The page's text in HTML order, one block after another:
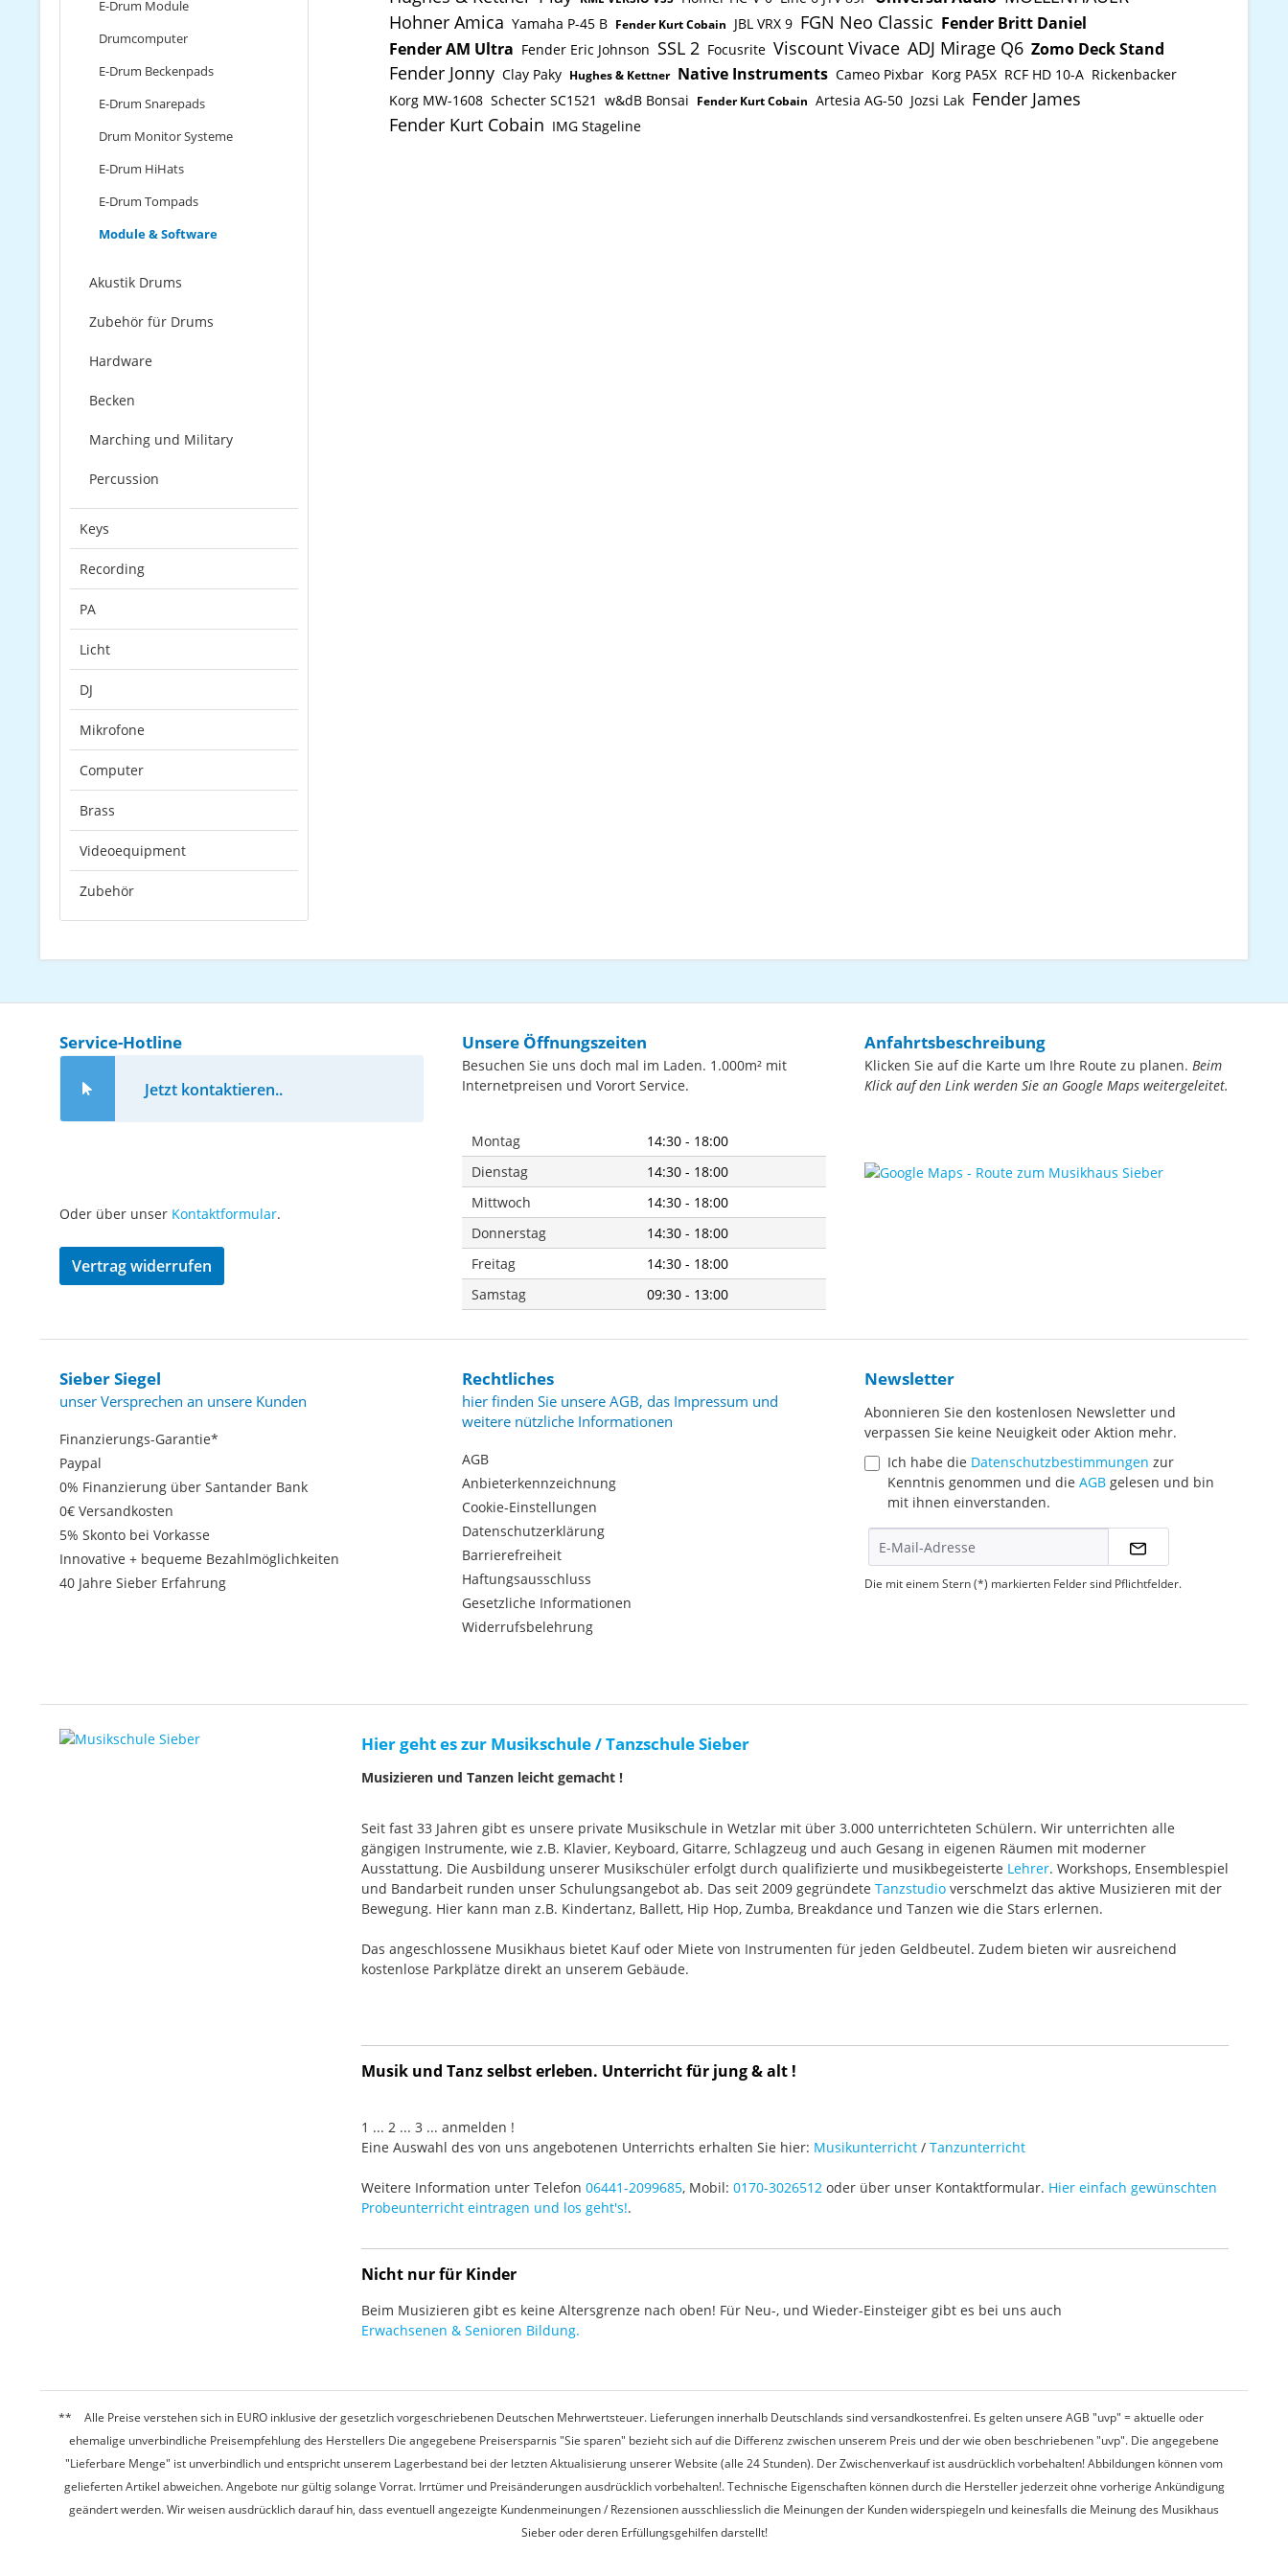
E-Drum Module
Drumcomputer
E-Drum Beckenpads
E-Drum Snarepads
Drum Monitor Systeme
E-Drum HiHats
E-Drum Tompads
Module & Software
Akustik Drums
Zubehör für Drums
Hardware
Becken
Marching und Military
Percussion
Keys
Recording
PA
Licht
DJ
Mikrofone
Computer
Brass
Videoequipment
Zubehör
Hohner Amica Yamaha P-45 B Fender Kurt Cobain JBL VRX 9 FGN Neo Classic Fender Britt Daniel
Fender AM Ultra Fender Eric Johnson SSL 2 Focusrite Viscount Vivace ADJ Mirage Q6 Zomo Deck Stand
Fender Jonny Clay Paky Hughes & Kettner Native Instruments Cameo Pixbar Korg PA5X RCF HD 10-A Rickenbacker
Korg MW-1608 Schecter SC1521 w&dB Bonsai Fender Kurt Cobain Artesia AG-50 Jozsi Lak Fender James
Fender Kurt Cobain IMG Stageline
Service-Hotline
Jetzt kontaktieren..
Oder über unser Kontaktformular.
Vertrag widerrufen
Unsere Öffnungszeiten
Besuchen Sie uns doch mal im Laden. 1.000m² mit
Internetpreisen und Vorort Service.
Montag
14:30 - 18:00
Dienstag
14:30 - 18:00
Mittwoch
14:30 - 18:00
Donnerstag
14:30 - 18:00
Freitag
14:30 - 18:00
Samstag
09:30 - 13:00
Anfahrtsbeschreibung
Klicken Sie auf die Karte um Ihre Route zu planen. Beim
Klick auf den Link werden Sie an Google Maps weitergeleitet.
Sieber Siegel
unser Versprechen an unsere Kunden
Finanzierungs-Garantie*
Paypal
0% Finanzierung über Santander Bank
0€ Versandkosten
5% Skonto bei Vorkasse
Innovative + bequeme Bezahlmöglichkeiten
40 Jahre Sieber Erfahrung
Rechtliches
hier finden Sie unsere AGB, das Impressum und
weitere nützliche Informationen
AGB
Anbieterkennzeichnung
Cookie-Einstellungen
Datenschutzerklärung
Barrierefreiheit
Haftungsausschluss
Gesetzliche Informationen
Widerrufsbelehrung
Newsletter
Abonnieren Sie den kostenlosen Newsletter und
verpassen Sie keine Neuigkeit oder Aktion mehr.
Ich habe die Datenschutzbestimmungen zur
Kenntnis genommen und die AGB gelesen und bin
mit ihnen einverstanden.
Die mit einem Stern (*) markierten Felder sind Pflichtfelder.
Hier geht es zur Musikschule / Tanzschule Sieber
Musizieren und Tanzen leicht gemacht !
Seit fast 33 Jahren gibt es unsere private Musikschule in Wetzlar mit über 3.000 unterrichteten Schülern. Wir unterrichten alle
gängigen Instrumente, wie z.B. Klavier, Keyboard, Gitarre, Schlagzeug und auch Gesang in eigenen Räumen mit moderner
Ausstattung. Die Ausbildung unserer Musikschüler erfolgt durch qualifizierte und musikbegeisterte Lehrer. Workshops, Ensemblespiel
und Bandarbeit runden unser Schulungsangebot ab. Das seit 2009 gegründete Tanzstudio verschmelzt das aktive Musizieren mit der
Bewegung. Hier kann man z.B. Kindertanz, Ballett, Hip Hop, Zumba, Breakdance und Tanzen wie die Stars erlernen.
Das angeschlossene Musikhaus bietet Kauf oder Miete von Instrumenten für jeden Geldbeutel. Zudem bieten wir ausreichend
kostenlose Parkplätze direkt an unserem Gebäude.
Musik und Tanz selbst erleben. Unterricht für jung & alt !
1 ... 2 ... 3 ... anmelden !
Eine Auswahl des von uns angebotenen Unterrichts erhalten Sie hier: Musikunterricht / Tanzunterricht
Weitere Information unter Telefon 06441-2099685, Mobil: 0170-3026512 oder über unser Kontaktformular. Hier einfach gewünschten
Probeunterricht eintragen und los geht's!.
Nicht nur für Kinder
Beim Musizieren gibt es keine Altersgrenze nach oben! Für Neu-, und Wieder-Einsteiger gibt es bei uns auch
Erwachsenen & Senioren Bildung.
Alle Preise verstehen sich in EURO inklusive der gesetzlich vorgeschriebenen Deutschen Mehrwertsteuer. Lieferungen innerhalb Deutschlands sind versandkostenfrei. Es gelten unsere AGB "uvp" = aktuelle oder
ehemalige unverbindliche Preisempfehlung des Herstellers Die angegebene Preisersparnis "Sie sparen" bezieht sich auf die Differenz zwischen unserem Preis und der wie oben beschriebenen "uvp". Die angegebene
"Lieferbare Menge" ist unverbindlich und entspricht unserem Lagerbestand bei der letzten Aktualisierung unserer Website (alle 24 Stunden). Der Zwischenverkauf ist ausdrücklich vorbehalten! Abbildungen können vom
gelieferten Artikel abweichen. Angebote nur gültig solange Vorrat. Irrtümer und Preisänderungen ausdrücklich vorbehalten!. Technische Eigenschaften können durch die Hersteller jederzeit ohne vorherige Ankündigung
geändert werden. Wir weisen ausdrücklich darauf hin, dass eventuell angezeigte Kundenmeinungen / Rezensionen ausschliesslich die Meinungen der Kunden widerspiegeln und keinesfalls die Meinung des Musikhaus
Sieber oder deren Erfüllungsgehilfen darstellt!